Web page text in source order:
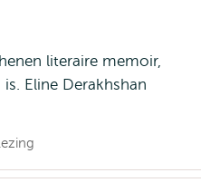
literaire memoir,
Eline Derakhshan
Lezing